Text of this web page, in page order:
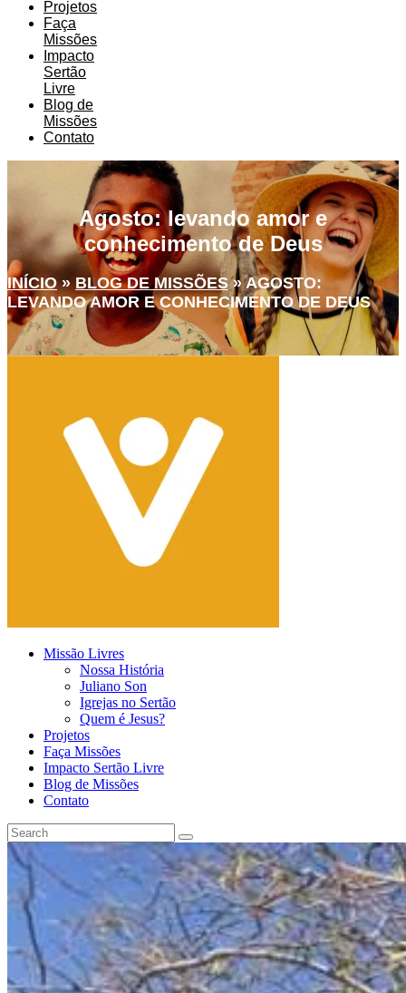
Projetos
Faça
Missões
Impacto
Sertão
Livre
Blog de
Missões
Contato
Agosto: levando amor e
conhecimento de Deus
INÍCIO»BLOG DE MISSÕES»AGOSTO:
LEVANDO AMOR E CONHECIMENTO DE DEUS
Missão Livres
Nossa História
Juliano Son
Igrejas no Sertão
Quem é Jesus?
Projetos
Faça Missões
Impacto Sertão Livre
Blog de Missões
Contato